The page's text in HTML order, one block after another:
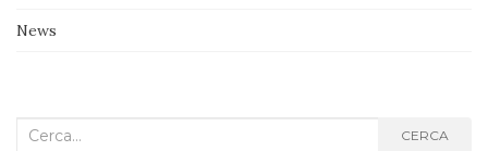
News
Cerca
CERCA